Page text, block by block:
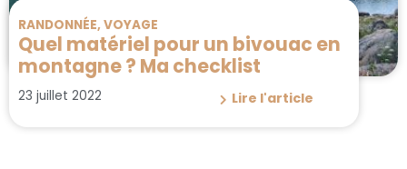
RANDONNÉE, VOYAGE
Quel matériel pour un bivouac en
montagne ? Ma checklist
23 juillet 2022 Lire l'article